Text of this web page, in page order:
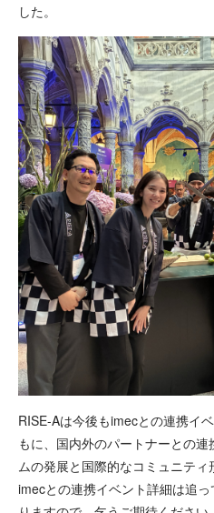
した。
RISE-Aは今後もimecとの連携イ
もに、国内外のパートナーとの
ムの発展と国際的なコミュニティ
imecとの連携イベント詳細は追